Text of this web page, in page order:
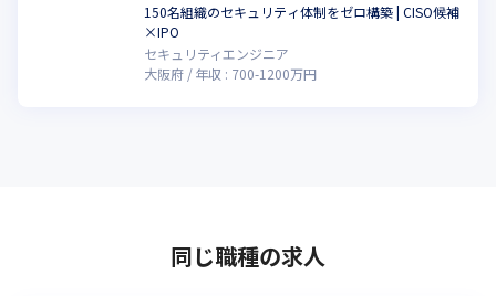
150名組織のセキュリティ体制をゼロ構築 | CISO候補
×IPO
セキュリティエンジニア
大阪府
年収 : 700-1200万円
同じ職種の求人